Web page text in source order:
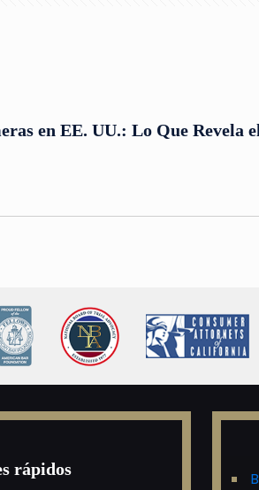
en EE. UU.: Lo Que Revela
rápidos